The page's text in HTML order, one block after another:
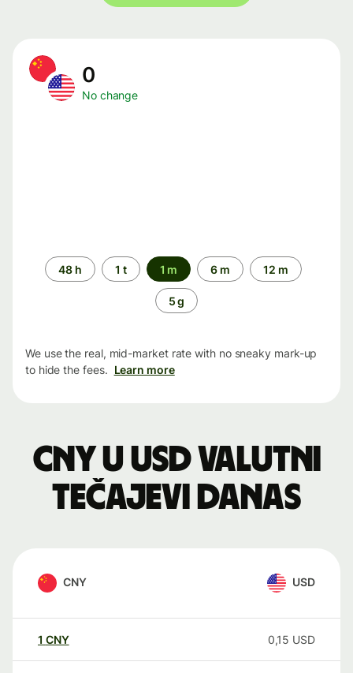
0
No change
Time
period
48 h 1 t 1 m 6 m 12 m
5 g
We use the real, mid-market rate with no sneaky mark-up
to hide the fees. Learn more
CNY u USD valutni
tečajevi danas
CNY USD
1 CNY 0,15 USD